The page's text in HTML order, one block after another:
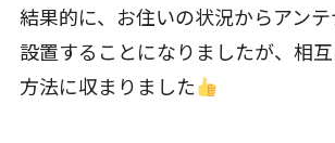
結果的に、お住いの状況からアン
設置することになりましたが、相
方法に収まりました